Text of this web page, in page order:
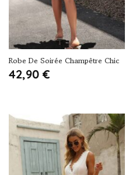
Robe De Soirée Champêtre Chic
42,90 €